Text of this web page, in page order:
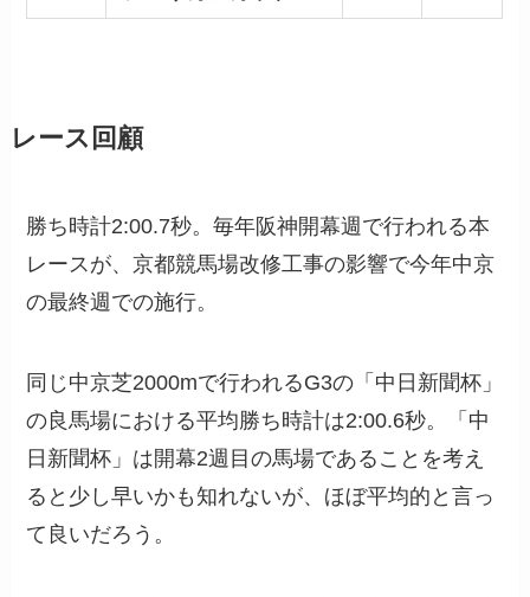
レース回顧
勝ち時計2:00.7秒。毎年阪神開幕週で行われる本
レースが、京都競馬場改修工事の影響で今年中京
の最終週での施行。
同じ中京芝2000mで行われるG3の「中日新聞杯」
の良馬場における平均勝ち時計は2:00.6秒。「中
日新聞杯」は開幕2週目の馬場であることを考え
ると少し早いかも知れないが、ほぼ平均的と言っ
て良いだろう。